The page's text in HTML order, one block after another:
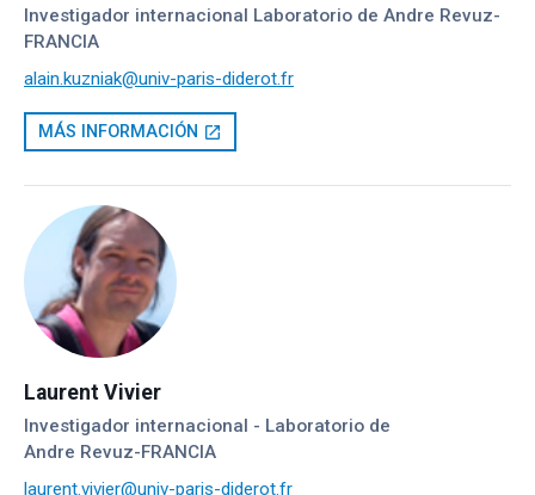
Investigador internacional Laboratorio de Andre Revuz-
FRANCIA
alain.kuzniak@univ-paris-diderot.fr
MÁS INFORMACIÓN open_in_new
Laurent Vivier
Investigador internacional - Laboratorio de
Andre Revuz-FRANCIA
laurent.vivier@univ-paris-diderot.fr